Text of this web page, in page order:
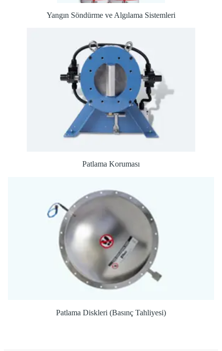
Yangın Söndürme ve Algılama Sistemleri
Patlama Koruması
Patlama Diskleri (Basınç Tahliyesi)